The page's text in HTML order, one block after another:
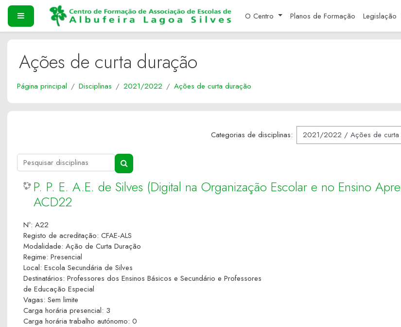
Ir para o conteúdo principal
PAINEL LATERAL
O Centro Planos de Formação Legislação
Ações de curta duração
Página principal Disciplinas 2021/2022 Ações de curta duração
Categorias de disciplinas:
Pesquisar disciplinas
PESQUISAR DISCIPLINAS
P. P. E. A.E. de Silves (Digital na Organização Escolar e no Ensino
ACD22
Nº: A22
Registo de acreditação: CFAE-ALS
Modalidade: Ação de Curta Duração
Regime: Presencial
Local: Escola Secundária de Silves
Destinatários: Professores dos Ensinos Básicos e Secundário e Professores
de Educação Especial
Vagas: Sem limite
Carga horária presencial: 3
Carga horária trabalho autónomo: 0